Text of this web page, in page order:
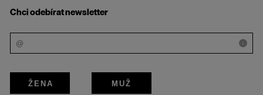
Chci odebírat newsletter
i
ŽENA MUŽ